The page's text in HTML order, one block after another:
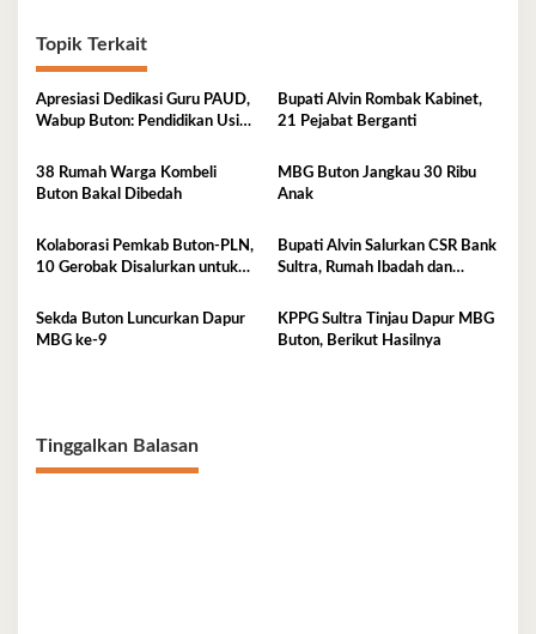
Topik Terkait
Apresiasi Dedikasi Guru PAUD,
Wabup Buton: Pendidikan Usia
Bupati Alvin Rombak Kabinet,
21 Pejabat Berganti
38 Rumah Warga Kombeli
Buton Bakal Dibedah
MBG Buton Jangkau 30 Ribu
Anak
Kolaborasi Pemkab Buton-PLN,
10 Gerobak Disalurkan untuk
Bupati Alvin Salurkan CSR Bank
Sultra, Rumah Ibadah dan
Sekda Buton Luncurkan Dapur
MBG ke-9
KPPG Sultra Tinjau Dapur MBG
Buton, Berikut Hasilnya
Tinggalkan Balasan